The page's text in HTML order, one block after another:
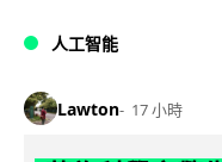
人工智能
Lawton 17 小時